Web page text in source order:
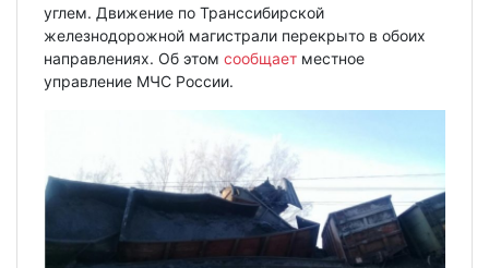
углем. Движение по Транссибирской
железнодорожной магистрали перекрыто в обоих
направлениях. Об этом сообщает местное
управление МЧС России.